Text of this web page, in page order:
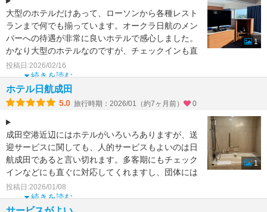
大型のホテルだけあって、ローソンから各種レスト
ランまで何でも揃っています。オークラ日航のメン
バーへの待遇が非常に良いホテルで感心しました。
かなり大型のホテルなのですが、チェックインも直
ぐに対応してくれ
続きを読む
投稿日:2026/02/16
1
ホテル日航成田
5.0 旅行時期：2026/01（約7ヶ月前） 0
成田空港近辺にはホテルがいろいろありますが、送
迎サービスに関しても、人的サービスもよいのは日
航成田であると言い切れます。多客期にもチェック
インなどにも直ぐに対応してくれますし、団体には
バス、個人客には
続きを読む
投稿日:2026/01/08
1